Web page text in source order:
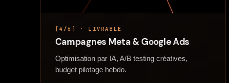
[4/6] · LIVRABLE
Campagnes Meta & Google Ads
Optimisation par IA, A/B testing créatives,
budget pilotage hebdo.